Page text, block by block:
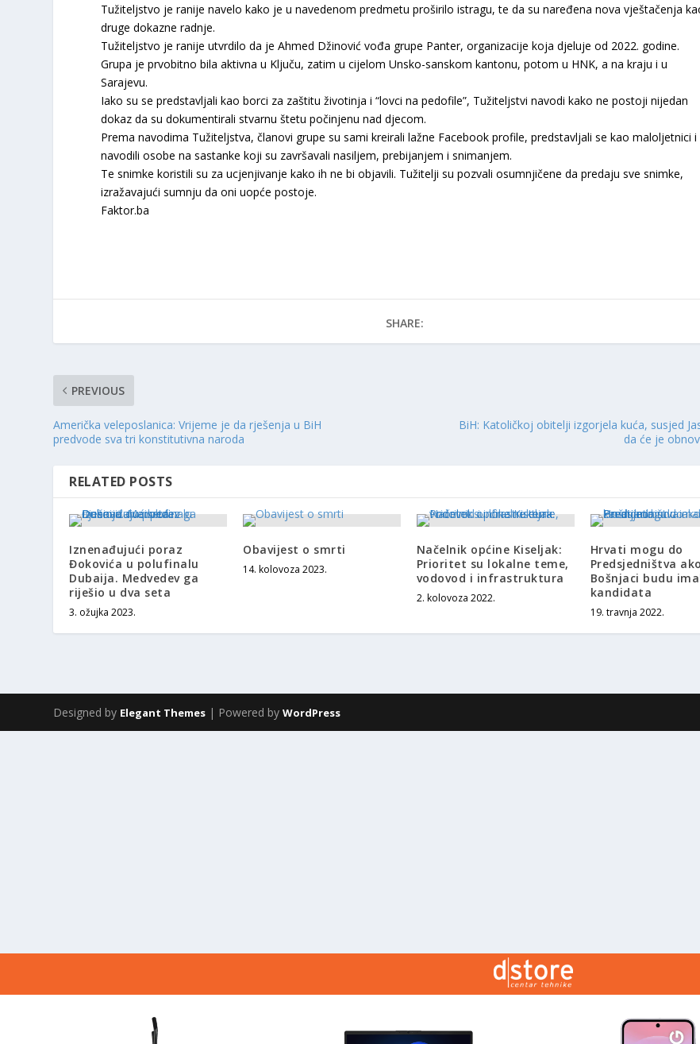
Tužiteljstvo je ranije navelo kako je u navedenom predmetu proširilo istragu, te da su naređena nova vještačenja
druge dokazne radnje.
Tužiteljstvo je ranije utvrdilo da je Ahmed Džinović vođa grupe Panter, organizacije koja djeluje od 2022. godine.
Grupa je prvobitno bila aktivna u Ključu, zatim u cijelom Unsko-sanskom kantonu, potom u HNK, a na kraju i u
Sarajevu.
Iako su se predstavljali kao borci za zaštitu životinja i “lovci na pedofile”, Tužiteljstvi navodi kako ne postoji nijedan
dokaz da su dokumentirali stvarnu štetu počinjenu nad djecom.
Prema navodima Tužiteljstva, članovi grupe su sami kreirali lažne Facebook profile, predstavljali se kao maloljetnici i
navodili osobe na sastanke koji su završavali nasiljem, prebijanjem i snimanjem.
Te snimke koristili su za ucjenjivanje kako ih ne bi objavili. Tužitelji su pozvali osumnjičene da predaju sve snimke,
izražavajući sumnju da oni uopće postoje.
Faktor.ba
SHARE:
PREVIOUS
Američka veleposlanica: Vrijeme je da rješenja u BiH
predvode sva tri konstitutivna naroda
BiH: Katoličkoj obitelji izgorjela kuća, susjed
da će je
RELATED POSTS
Iznenađujući poraz
Đokovića u polufinalu
Dubaija. Medvedev ga
riješio u dva seta
3. ožujka 2023.
Obavijest o smrti
14. kolovoza 2023.
Načelnik općine Kiseljak:
Prioritet su lokalne teme,
vodovod i infrastruktura
2. kolovoza 2022.
Hrvati mogu do
Predsjedništva ako
Bošnjaci budu
kandidata
19. travnja 2022.
Designed by Elegant Themes | Powered byWordPress